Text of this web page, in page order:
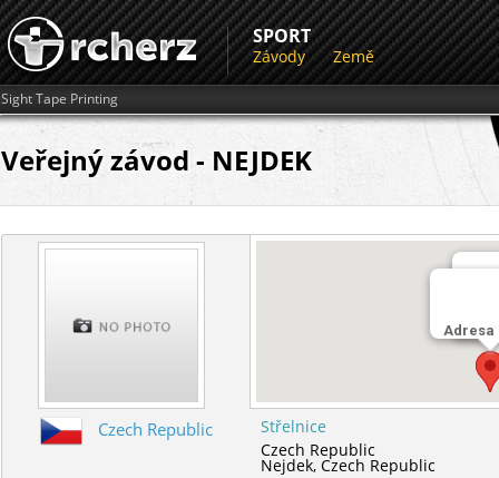
SPORT
Závody Země
Sight Tape Printing
Veřejný závod - NEJDEK
Adresa
Czech Republic
Střelnice
Czech Republic
Nejdek,Czech Republic